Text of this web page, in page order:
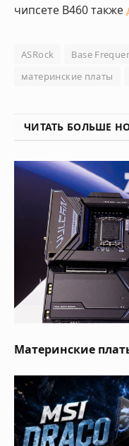
чипсете B460 также
ASRock Base
материнские платы
ЧИТАТЬ БОЛЬШЕ
Материнские